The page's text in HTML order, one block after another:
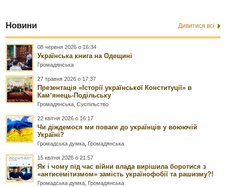
Новини Дивитися всі
08 червня 2026 о 16:34
Українська книга на Одещині
Громадянська
27 травня 2026 о 17:37
Презентація «Історії української Конституції» в
Камʼянець-Подільську
Громадянська ,Суспільство
22 квітня 2026 о 16:17
Чи діждемося ми поваги до українців у воюючій
Україні?
Громадська думка Громадянська
15 квітня 2026 о 21:57
Як і чому під час війни влада вирішила боротися з
«антисемітизмом» замість українофобії та рашизму?!
Громадська думка Громадянська